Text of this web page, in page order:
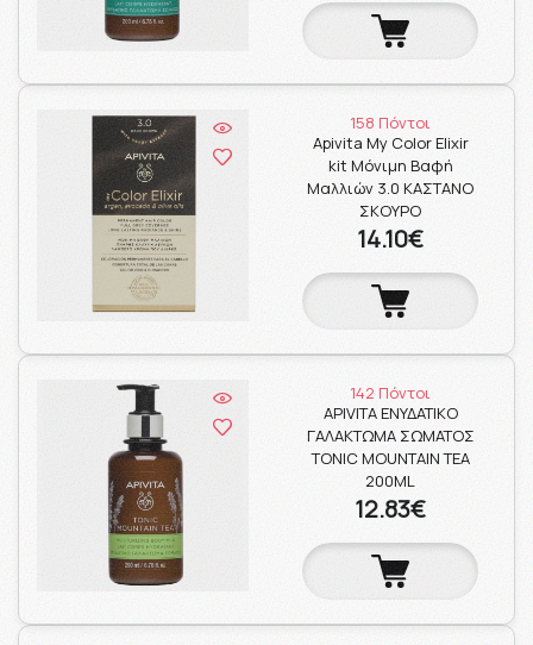
158 Πόντοι
Apivita My Color Elixir
kit Μόνιμη Βαφή
Μαλλιών 3.0 ΚΑΣΤΑΝΟ
ΣΚΟΥΡΟ
14.10€
142 Πόντοι
APIVITA ΕΝΥΔΑΤΙΚΟ
ΓΑΛΑΚΤΩΜΑ ΣΩΜΑΤΟΣ
TONIC MOUNTAIN TEA
200ML
12.83€